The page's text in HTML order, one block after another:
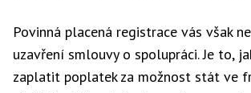
Povinná placená registrace vás však
uzavření smlouvy o spolupráci. Je to,
zaplatit poplatek za možnost stát ve